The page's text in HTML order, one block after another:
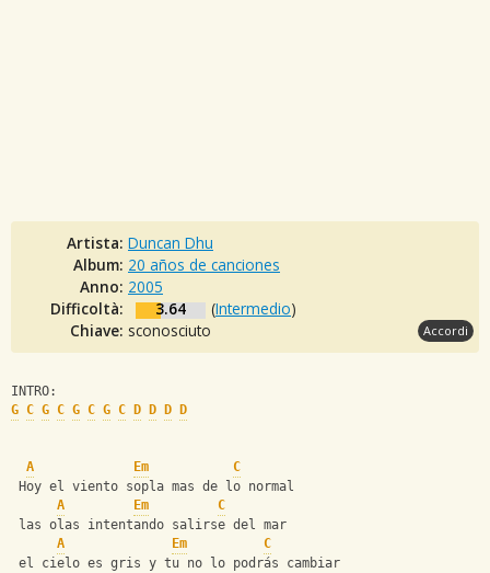
Artista: Duncan Dhu
Album: 20 años de canciones
Anno: 2005
Difficoltà:
3.64 (Intermedio)
Chiave: sconosciuto Accordi
INTRO:
G C G C G C G C D D D D
A Em
C
Hoy el viento sopla mas de lo normal
A
Em
C
las olas intentando salirse del mar
A
Em
C
el cielo es gris y tu no lo podrás cambiar